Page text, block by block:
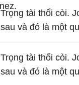
Trọng tài thổi còi.
sau và đó là một
Trọng tài thổi còi.
sau và đó là một